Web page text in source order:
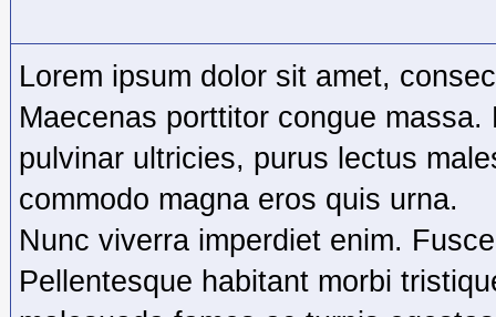
Lorem ipsum dolor sit amet,
Maecenas porttitor congue
pulvinar ultricies, purus lectus
commodo magna eros quis urna.
Nunc viverra imperdiet enim.
Pellentesque habitant morbi